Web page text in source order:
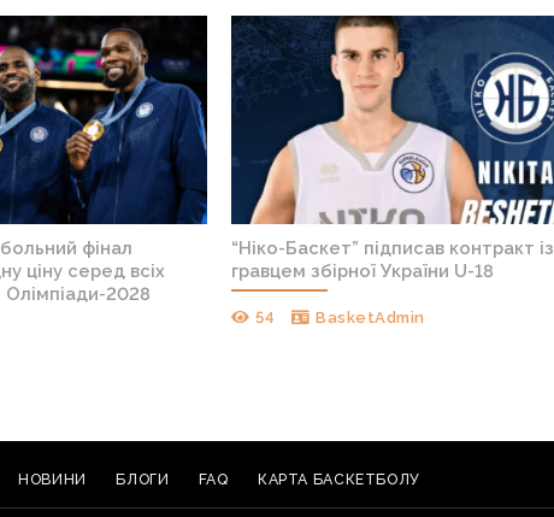
фінал
ціну серед всіх
Олімпіади-2028
“Ніко-Баскет” підписав контракт із
гравцем збірної України U-18
54 BasketAdmin
НОВИНИ БЛОГИ FAQ КАРТА БАСКЕТБОЛУ